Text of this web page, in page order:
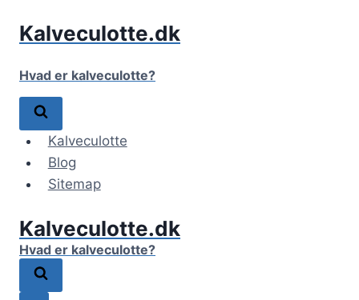
Kalveculotte.dk
Hvad er kalveculotte?
Kalveculotte
Blog
Sitemap
Kalveculotte.dk
Hvad er kalveculotte?